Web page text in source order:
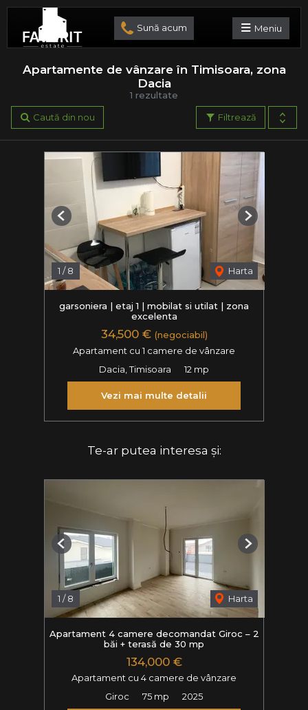
Sună acum Meniu
1 rezultate
Apartamente de vânzare în Timisoara, zona
Dacia
Filtrează
Caută din nou
1 /8 Harta
Previous Next
garsoniera | etaj 1 | mobilat si utilat | zona
excelenta
34,500 € (negociabil)
Apartament cu 1 camere de vânzare
Dacia, Timisoara
12 mp
Vezi mai multe detalii
Te-ar putea interesa și:
1 /8 Harta
Previous Next
Apartament 4 camere decomandat Giroc – 2
băi + terasă de 30 mp
134,000 €
Apartament cu 4 camere de vânzare
Giroc
75 mp 2025